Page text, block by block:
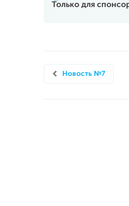
Только для
Новость №7